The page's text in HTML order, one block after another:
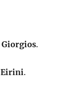
Giorgios.
Eirini.